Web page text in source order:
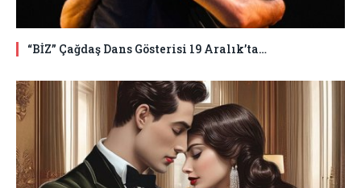
“BİZ” Çağdaş Dans Gösterisi 19 Aralık’ta…